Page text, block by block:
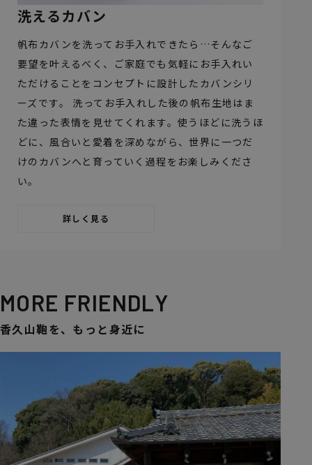
洗えるカバン
帆布カバンを洗ってお手入れできたら…そんなご
要望を叶えるべく、ご家庭でも気軽にお手入れい
ただけることをコンセプトに設計したカバンシリ
ーズです。 洗ってお手入れした後の帆布生地はま
た違った表情を見せてくれます。使うほどに洗うほ
どに、風合いと愛着を深めながら、世界に一つだ
けのカバンへと育っていく過程をお楽しみくださ
い。
詳しく見る
MORE FRIENDLY
香久山鞄を、もっと身近に